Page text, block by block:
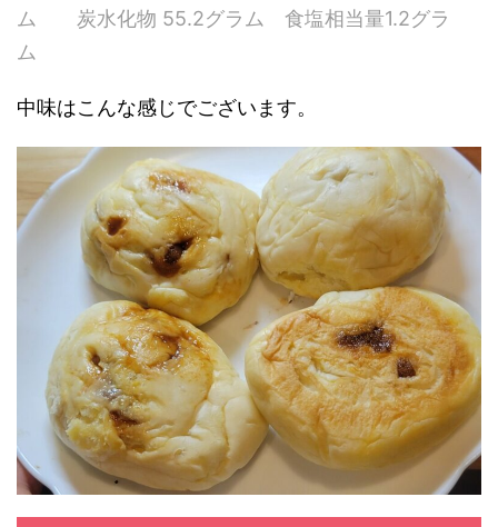
ム 炭水化物 55.2グラム 食塩相当量1.2グラ
ム
中味はこんな感じでございます。